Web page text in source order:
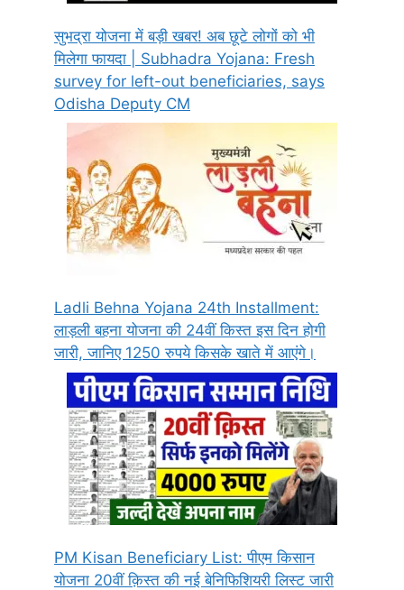
सुभद्रा योजना में बड़ी खबर! अब छूटे लोगों को भी
मिलेगा फायदा | Subhadra Yojana: Fresh
survey for left-out beneficiaries, says
Odisha Deputy CM
Ladli Behna Yojana 24th Installment:
लाड़ली बहना योजना की 24वीं किस्त इस दिन होगी
जारी, जानिए 1250 रुपये किसके खाते में आएंगे।
PM Kisan Beneficiary List: पीएम किसान
योजना 20वीं क़िस्त की नई बेनिफिशियरी लिस्ट जारी